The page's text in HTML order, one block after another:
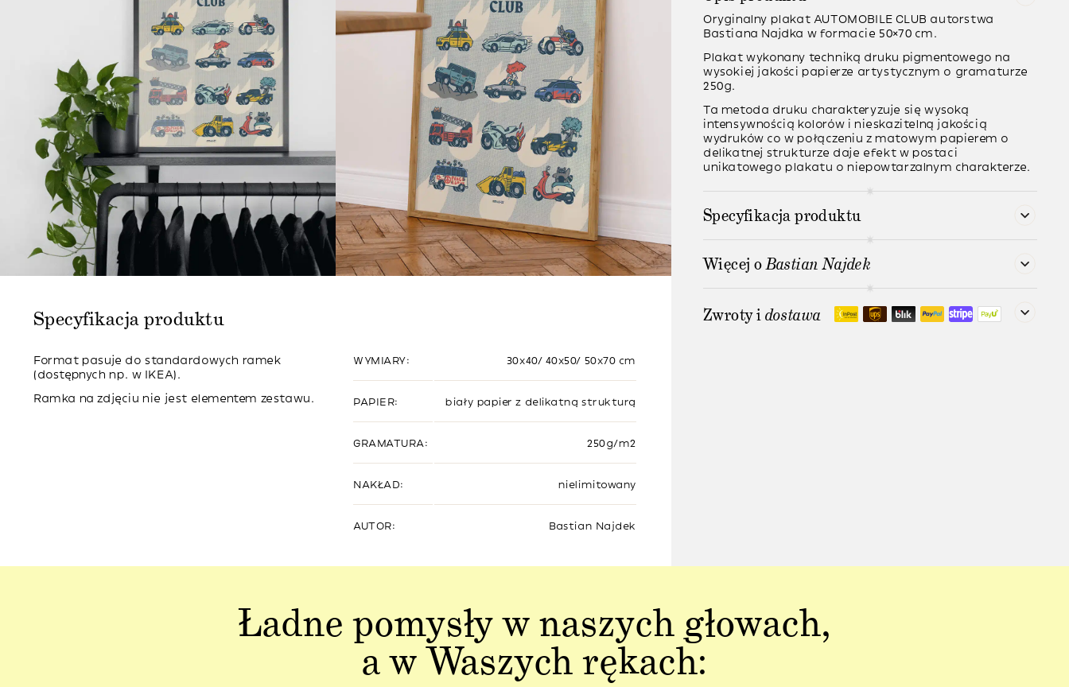
Specyfikacja produktu
Format pasuje do standardowych ramek
(dostępnych np. w IKEA).
Ramka na zdjęciu nie jest elementem zestawu.
WYMIARY: 30x40/ 40x50/ 50x70 cm
PAPIER: biały papier z delikatną strukturą
GRAMATURA: 250g/m2
NAKŁAD: nielimitowany
AUTOR: Bastian Najdek
Oryginalny plakat AUTOMOBILE CLUB autorstwa
Bastiana Najdka w formacie 50×70 cm.
Plakat wykonany techniką druku pigmentowegona
wysokiej jakości papierze artystycznym o gramaturze
250g.
Ta metoda druku charakteryzuje się wysoką
intensywnością kolorów i nieskazitelną jakością
wydruków co w połączeniu z matowym papierem o
delikatnej strukturze daje efekt w postaci
unikatowego plakatu o niepowtarzalnym charakterze.
Specyfikacja produktu
Więcej oBastian Najdek
Zwroty idostawa
Ładne pomysły w naszych głowach,
a w Waszych rękach: